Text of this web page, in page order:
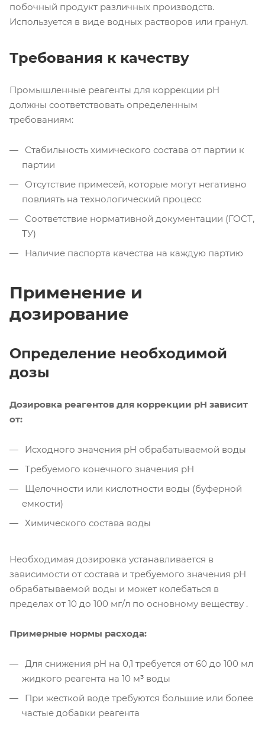
побочный продукт различных производств.
Используется в виде водных растворов или гранул.
Требования к качеству
Промышленные реагенты для коррекции pH
должны соответствовать определенным
требованиям:
Стабильность химического состава от партии к
партии
Отсутствие примесей, которые могут негативно
повлиять на технологический процесс
Соответствие нормативной документации (ГОСТ,
ТУ)
Наличие паспорта качества на каждую партию
Применение и
дозирование
Определение необходимой
дозы
Дозировка реагентов для коррекции pH зависит
от:
Исходного значения pH обрабатываемой воды
Требуемого конечного значения pH
Щелочности или кислотности воды (буферной
емкости)
Химического состава воды
Необходимая дозировка устанавливается в
зависимости от состава и требуемого значения pH
обрабатываемой воды и может колебаться в
пределах от 10 до 100 мг/л по основному веществу .
Примерные нормы расхода:
Для снижения pH на 0,1 требуется от 60 до 100 мл
жидкого реагента на 10 м³ воды
При жесткой воде требуются большие или более
частые добавки реагента